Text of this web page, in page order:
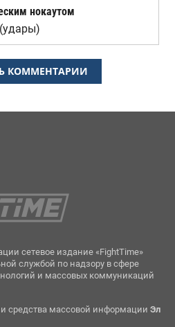
нокаутом
(удары)
КОММЕНТАРИИ
сетевое издание «FightTime»
службой по надзору в сфере
и массовых коммуникаций
средства массовой информации Эл